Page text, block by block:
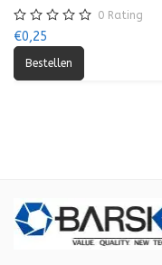
0 Rating
€0,25